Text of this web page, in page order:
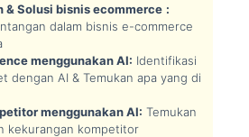
& Solusi bisnis ecommerce :
dalam bisnis e-commerce
menggunakan AI: Identifikasi
dengan AI & Temukan apa yang di
menggunakan AI: Temukan
kekurangan kompetitor